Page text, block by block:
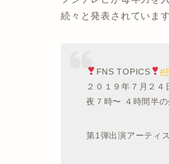
続々と発表されています
FNS TOPICS
２０１９年７月２４
夜７時〜 ４時間半
第1弾出演アーティ